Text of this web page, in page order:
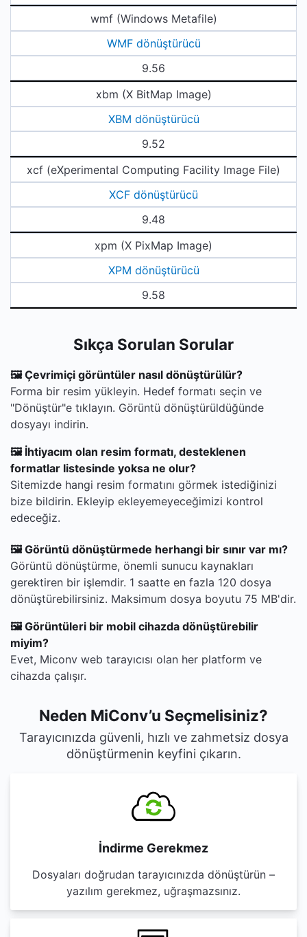
wmf (Windows Metafile)
WMF dönüştürücü
9.56
xbm (X BitMap Image)
XBM dönüştürücü
9.52
xcf (eXperimental Computing Facility Image File)
XCF dönüştürücü
9.48
xpm (X PixMap Image)
XPM dönüştürücü
9.58
Sıkça Sorulan Sorular
🖼 Çevrimiçi görüntüler nasıl dönüştürülür?
Forma bir resim yükleyin. Hedef formatı seçin ve
"Dönüştür"e tıklayın. Görüntü dönüştürüldüğünde
dosyayı indirin.
🖼 İhtiyacım olan resim formatı, desteklenen
formatlar listesinde yoksa ne olur?
Sitemizde hangi resim formatını görmek istediğinizi
bize bildirin. Ekleyip ekleyemeyeceğimizi kontrol
edeceğiz.
🖼 Görüntü dönüştürmede herhangi bir sınır var mı?
Görüntü dönüştürme, önemli sunucu kaynakları
gerektiren bir işlemdir. 1 saatte en fazla 120 dosya
dönüştürebilirsiniz. Maksimum dosya boyutu 75 MB'dir.
🖼 Görüntüleri bir mobil cihazda dönüştürebilir
miyim?
Evet, Miconv web tarayıcısı olan her platform ve
cihazda çalışır.
Neden MiConv’u Seçmelisiniz?
Tarayıcınızda güvenli, hızlı ve zahmetsiz dosya
dönüştürmenin keyfini çıkarın.
İndirme Gerekmez
Dosyaları doğrudan tarayıcınızda dönüştürün –
yazılım gerekmez, uğraşmazsınız.